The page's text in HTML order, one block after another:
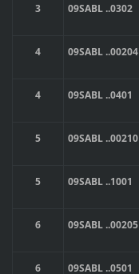
3 09SABL..0302
4 09SABL..00204
4 09SABL..0401
5 09SABL..00210
5 09SABL..1001
6 09SABL..00205
6 09SABL..0501